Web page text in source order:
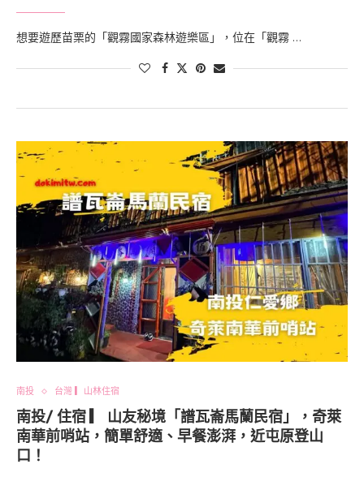
想要遊歷苗栗的「觀霧國家森林遊樂區」，位在「觀霧 …
南投 台灣 ▎山林住宿
南投/ 住宿 ▎ 山友秘境「譜瓦崙馬蘭民宿」，奇萊
南華前哨站，簡單舒適、早餐澎湃，近屯原登山
口！